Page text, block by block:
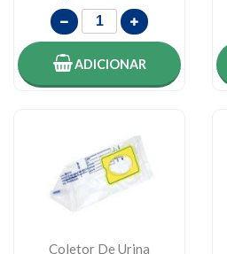
ADICIONAR
Coletor De Urina